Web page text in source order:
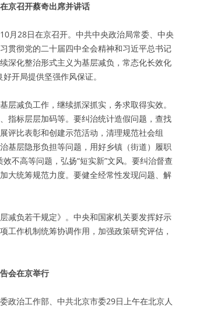
京召开蔡奇出席并讲话
月28日在京召开。中共中央政治局常委、中央
贯彻党的二十届四中全会精神和习近平总书记
深化整治形式主义为基层减负，常态化长效化
开局提供坚强作风保证。
减负工作，继续抓深抓实，务求取得实效。
指标层层加码等。要纠治统计造假问题，查找
评比表彰和创建示范活动，清理规范社会组
基层隐形负担等问题，用好乡镇（街道）履职
不高等问题，弘扬“短实新”文风。要纠治督查
大统筹规范力度。要健全经常性发现问题、解
减负若干规定》。中央和国家机关要发挥好示
工作机制统筹协调作用，加强政策研究评估，
会在京举行
政治工作部、中共北京市委29日上午在北京人